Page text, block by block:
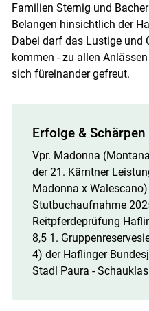
Familien Sternig und
Belangen hinsichtlich der
Dabei darf das Lustige und
kommen - zu allen
sich füreinander gefreut.
Erfolge & Schärpen
Vpr. Madonna
der 21. Kärntner
Madonna x
Stutbuchaufnahme
Reitpferdeprüfung
8,5 1.
4) der Haflinger
Stadl Paura -